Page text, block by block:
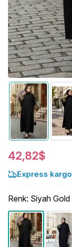
42,82$
Express
Renk: Siyah Gold